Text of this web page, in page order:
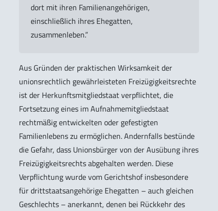
dort mit ihren Familienangehörigen,
einschließlich ihres Ehegatten,
zusammenleben.”
Aus Gründen der praktischen Wirksamkeit der
unionsrechtlich gewährleisteten Freizügigkeitsrechte
ist der Herkunftsmitgliedstaat verpflichtet, die
Fortsetzung eines im Aufnahmemitgliedstaat
rechtmäßig entwickelten oder gefestigten
Familienlebens zu ermöglichen. Andernfalls bestünde
die Gefahr, dass Unionsbürger von der Ausübung ihres
Freizügigkeitsrechts abgehalten werden. Diese
Verpflichtung wurde vom Gerichtshof insbesondere
für drittstaatsangehörige Ehegatten – auch gleichen
Geschlechts – anerkannt, denen bei Rückkehr des